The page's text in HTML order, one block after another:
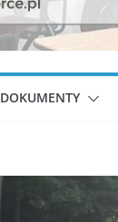
DOKUMENTY